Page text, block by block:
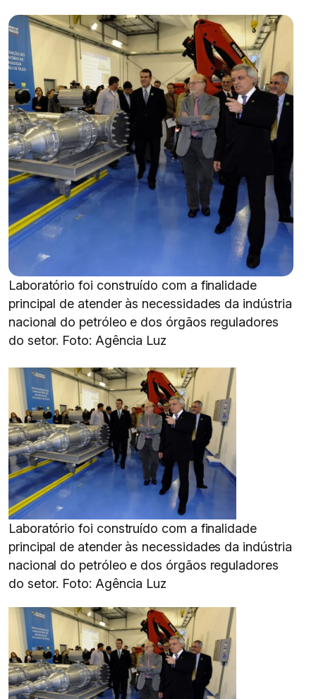
Laboratório foi construído com a finalidade
principal de atender às necessidades da indústria
nacional do petróleo e dos órgãos reguladores
do setor. Foto: Agência Luz
Laboratório foi construído com a finalidade
principal de atender às necessidades da indústria
nacional do petróleo e dos órgãos reguladores
do setor. Foto: Agência Luz